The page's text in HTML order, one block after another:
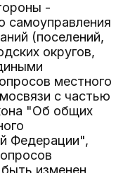
-
самоуправления
(поселений,
округов,
местного
с частью
"Об общих
Федерации",
изменен